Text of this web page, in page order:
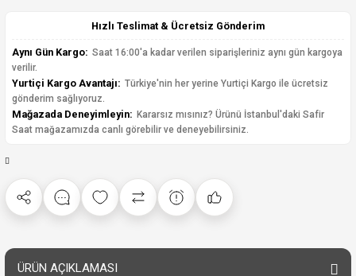
Hızlı Teslimat & Ücretsiz Gönderim
Aynı Gün Kargo: Saat 16:00'a kadar verilen siparişleriniz aynı gün kargoya
verilir.
Yurtiçi Kargo Avantajı: Türkiye'nin her yerine Yurtiçi Kargo ile ücretsiz
gönderim sağlıyoruz.
Mağazada Deneyimleyin: Kararsız mısınız? Ürünü İstanbul'daki Safir
Saat mağazamızda canlı görebilir ve deneyebilirsiniz.
ÜRÜN AÇIKLAMASI